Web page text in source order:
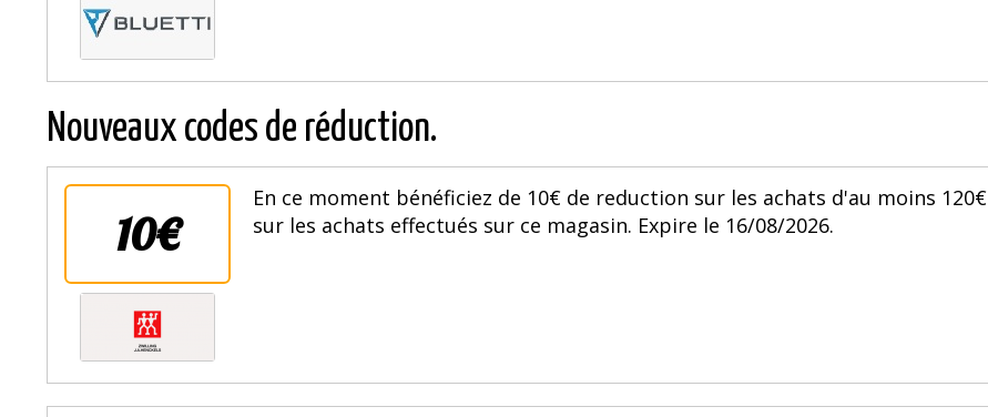
Nouveaux codes de réduction.
10€
En ce moment bénéficiez de 10€ de reduction sur les achats d'au moins 120€
sur les achats effectués sur ce magasin. Expire le 16/08/2026.